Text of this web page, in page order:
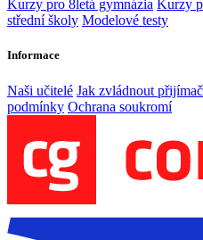
Kurzy pro 8letá gymnázia Kurzy
střední školy Modelové testy
Informace
Naši učitelé Jak zvládnout
podmínky Ochrana soukromí